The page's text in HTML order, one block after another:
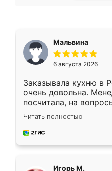
Мальвина
6 августа 2026
Заказывала кухню в
очень довольна.
посчитала, на
Замерщик приехал в
делу со всей
за день, ребята
Читать полностью
Игорь М.